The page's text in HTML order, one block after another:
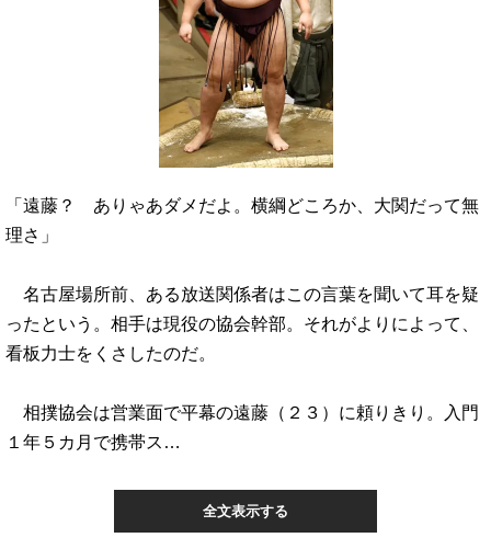
「遠藤？ ありゃあダメだよ。横綱どころか、大関だって無
理さ」
名古屋場所前、ある放送関係者はこの言葉を聞いて耳を疑
ったという。相手は現役の協会幹部。それがよりによって、
看板力士をくさしたのだ。
相撲協会は営業面で平幕の遠藤（２３）に頼りきり。入門
１年５カ月で携帯ス…
全文表示する